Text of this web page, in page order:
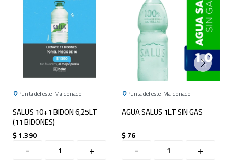
Punta del este Maldonado
SALUS 10+1 BIDON 6,25LT
(11 BIDONES)
$1.390
- +
Punta del este Maldonado
AGUA SALUS 1LT SIN GAS
$76
- +